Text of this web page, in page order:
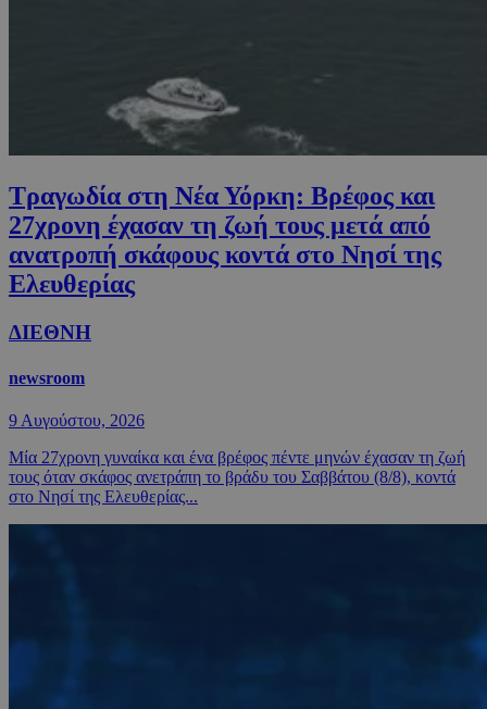
Τραγωδία στη Νέα Υόρκη: Βρέφος και
27χρονη έχασαν τη ζωή τους μετά από
ανατροπή σκάφους κοντά στο Νησί της
Ελευθερίας
ΔΙΕΘΝΗ
newsroom
9 Αυγούστου, 2026
Μία 27χρονη γυναίκα και ένα βρέφος πέντε μηνών έχασαν τη ζωή
τους όταν σκάφος ανετράπη το βράδυ του Σαββάτου (8/8), κοντά
στο Νησί της Ελευθερίας...